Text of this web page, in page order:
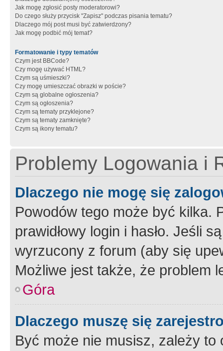
Jak mogę zgłosić posty moderatorowi?
Do czego służy przycisk "Zapisz" podczas pisania tematu?
Dlaczego mój post musi być zatwierdzony?
Jak mogę podbić mój temat?
Formatowanie i typy tematów
Czym jest BBCode?
Czy mogę używać HTML?
Czym są uśmieszki?
Czy mogę umieszczać obrazki w poście?
Czym są globalne ogłoszenia?
Czym są ogłoszenia?
Czym są tematy przyklejone?
Czym są tematy zamknięte?
Czym są ikony tematu?
Problemy Logowania i
Dlaczego nie mogę się
Powodów tego może być kilka.
prawidłowy login i hasło. Jeśli
wyrzucony z forum (aby się
Możliwe jest także, że problem
Góra
Dlaczego muszę się
Być może nie musisz, zależy